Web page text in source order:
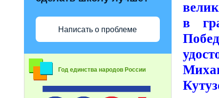
Написать о проблеме
Год единства народов России
в